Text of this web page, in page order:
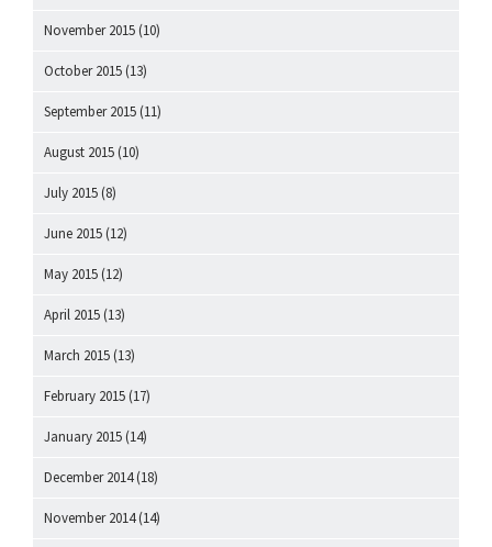
November 2015 (10)
October 2015 (13)
September 2015 (11)
August 2015 (10)
July 2015 (8)
June 2015 (12)
May 2015 (12)
April 2015 (13)
March 2015 (13)
February 2015 (17)
January 2015 (14)
December 2014(18)
November 2014(14)